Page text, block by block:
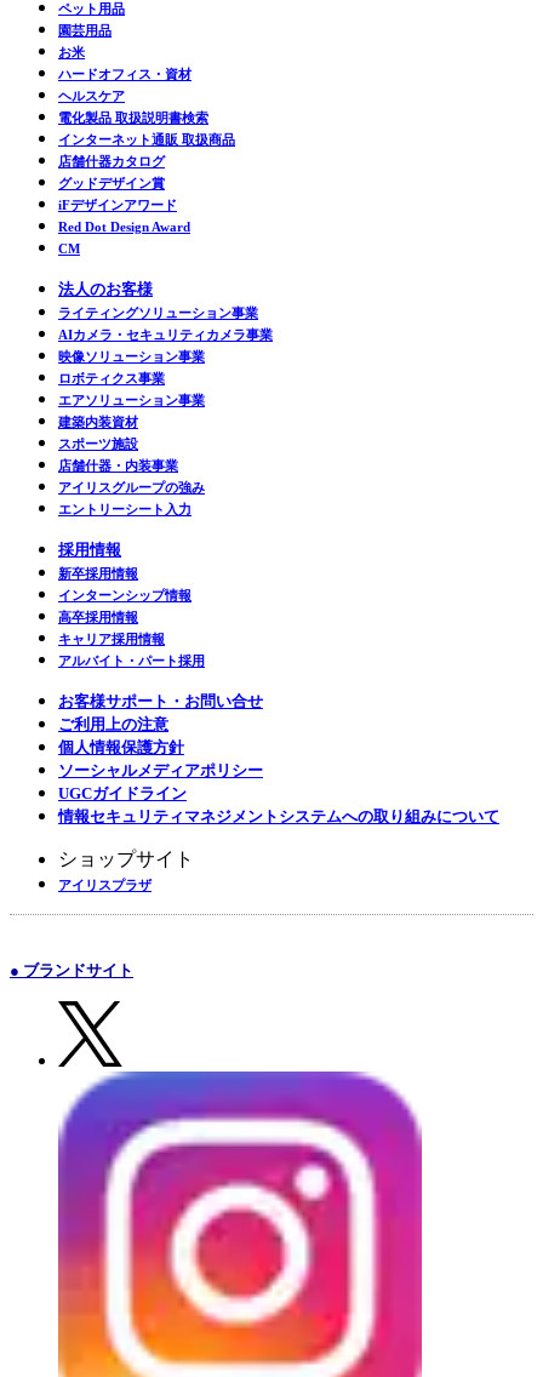
ペット用品
園芸用品
お米
ハードオフィス・資材
ヘルスケア
電化製品 取扱説明書検索
インターネット通販 取扱商品
店舗什器カタログ
グッドデザイン賞
iFデザインアワード
Red Dot Design Award
CM
法人のお客様
ライティングソリューション事業
AIカメラ・セキュリティカメラ事業
映像ソリューション事業
ロボティクス事業
エアソリューション事業
建築内装資材
スポーツ施設
店舗什器・内装事業
アイリスグループの強み
エントリーシート入力
採用情報
新卒採用情報
インターンシップ情報
高卒採用情報
キャリア採用情報
アルバイト・パート採用
お客様サポート・お問い合せ
ご利用上の注意
個人情報保護方針
ソーシャルメディアポリシー
UGCガイドライン
情報セキュリティマネジメントシステムへの取り組みについて
ショップサイト
アイリスプラザ
● ブランドサイト